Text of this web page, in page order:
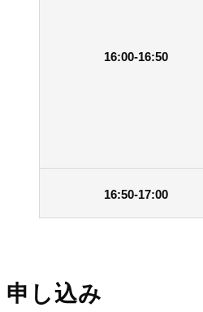
16:00-16:50
16:50-17:00
申し込み